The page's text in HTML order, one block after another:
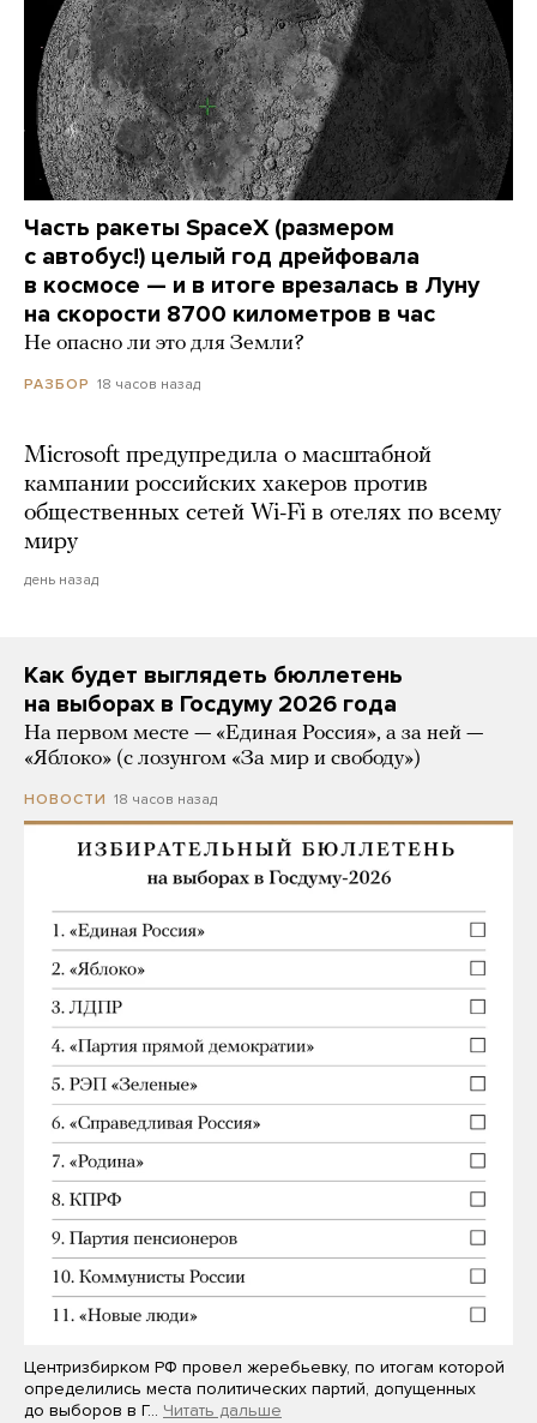
Часть ракеты SpaceX (размером
с автобус!) целый год дрейфовала
в космосе — и в итоге врезалась в Луну
на скорости 8700 километров в час
Не опасно ли это для Земли?
РАЗБОР 18 часов назад
Microsoft предупредила о масштабной
кампании российских хакеров против
общественных сетей Wi-Fi в отелях по всему
миру
день назад
Как будет выглядеть бюллетень
на выборах в Госдуму 2026 года
На первом месте — «Единая Россия», а за ней —
«Яблоко» (с лозунгом «За мир и свободу»)
НОВОСТИ 18 часов назад
Центризбирком РФ провел жеребьевку, по итогам которой
определились места политических партий, допущенных
до выборов в Г… Читать дальше